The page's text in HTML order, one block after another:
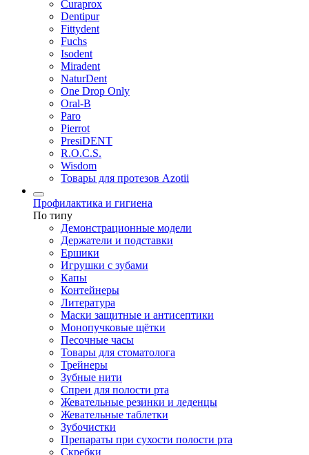
Curaprox
Dentipur
Fittydent
Fuchs
Isodent
Miradent
NaturDent
One Drop Only
Oral-B
Paro
Pierrot
PresiDENT
R.O.C.S.
Wisdom
Товары для протезов Azotii
Профилактика и гигиена
По типу
Демонстрационные модели
Держатели и подставки
Ершики
Игрушки с зубами
Капы
Контейнеры
Литература
Маски защитные и антисептики
Монопучковые щётки
Песочные часы
Товары для стоматолога
Трейнеры
Зубные нити
Спреи для полости рта
Жевательные резинки и леденцы
Жевательные таблетки
Зубочистки
Препараты при сухости полости рта
Скребки